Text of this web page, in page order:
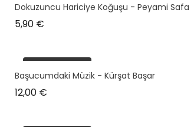
Dokuzuncu Hariciye Koğuşu - Peyami Safa
5,90 €
plus en stock
Başucumdaki Müzik - Kürşat Başar
12,00 €